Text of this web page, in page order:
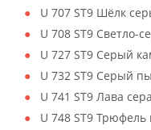
U 707 ST9 Шёлк
U 708 ST9 Светло-
U 727 ST9 Серый
U 732 ST9 Серый
U 741 ST9 Лава
U 748 ST9